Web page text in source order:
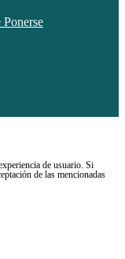
de usuario. Si
de las mencionadas